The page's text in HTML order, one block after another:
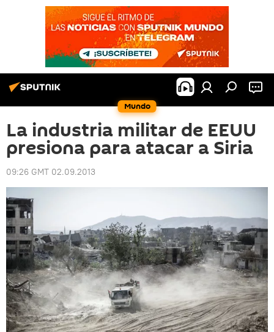
Mundo
La industria militar de EEUU
presiona para atacar a Siria
09:26 GMT 02.09.2013